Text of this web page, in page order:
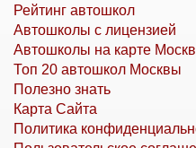
Рейтинг автошкол
Автошколы с лицензией
Автошколы на карте
Топ 20 автошкол Москвы
Полезно знать
Карта Сайта
Политика